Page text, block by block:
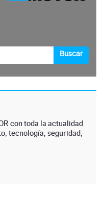
con toda la actualidad
tecnología, seguridad,